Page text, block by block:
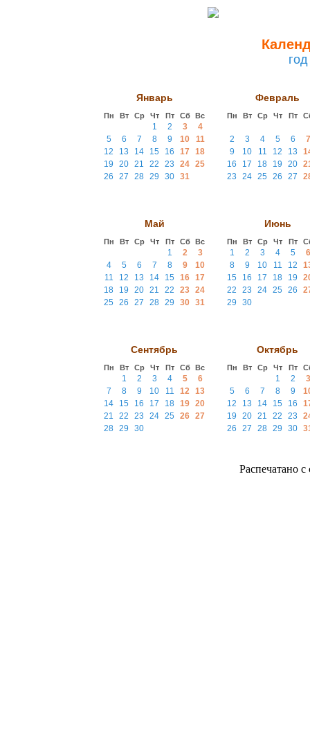
Январь
Пн Вт Ср Чт Пт Сб Вс
1 2 3
4
5
6 7 8 9 10
11
12
13 14 15 16 17
18
19
20 21 22 23 24 25
26
27 28 29 30 31
Февраль
Пн Вт Ср Чт Пт
2 3 4 5 6
7
9
10 11 12 13
16
17 18 19 20
23
24 25 26 27
Май
Пн Вт Ср Чт Пт Сб Вс
1 2
3
4
5 6 7 8 9
10
11
12 13 14 15 16 17
18
19 20 21 22 23 24
25
26 27 28 29 30 31
Июнь
Пн Вт Ср Чт Пт
1 2 3 4 5
6
8
9 10 11 12
15
16 17 18 19
22
23 24 25 26
29
30
Сентябрь
Пн Вт Ср Чт Пт Сб Вс
1 2 3 4 5
6
7
8 9 10 11 12 13
14
15 16 17 18 19 20
21
22 23 24 25 26 27
28 29 30
Октябрь
Пн Вт Ср Чт Пт
1 2
3
5
6 7 8 9
12
13 14 15 16
19
20 21 22 23
26
27 28 29 30
Распечатано с